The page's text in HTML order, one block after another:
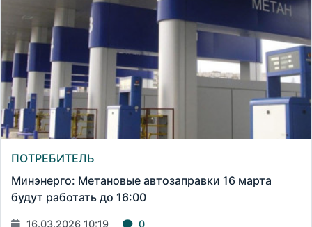
ПОТРЕБИТЕЛЬ
Минэнерго: Метановые автозаправки 16 марта
будут работать до 16:00
16.03.2026 10:19 0